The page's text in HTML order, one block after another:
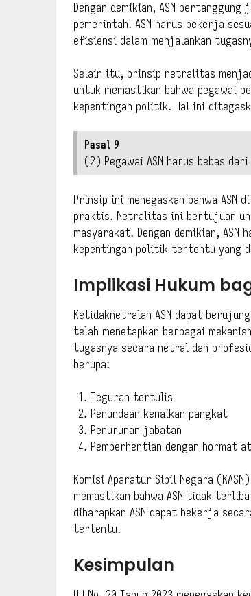
Dengan demikian, ASN
pemerintah. ASN harus bekerja
efisiensi dalam menjalankan
Selain itu, prinsip netralitas
untuk memastikan bahwa
kepentingan politik. Hal ini
Pasal 9
(2) Pegawai ASN harus bebas
Prinsip ini menegaskan bahwa
praktis. Netralitas ini bertujuan
masyarakat. Dengan demikian,
kepentingan politik tertentu yang
Implikasi Hukum
Ketidaknetralan ASN dapat
telah menetapkan berbagai
tugasnya secara netral dan
berupa:
Teguran tertulis
Penundaan kenaikan pangkat
Penurunan jabatan
Pemberhentian dengan hormat
Komisi Aparatur Sipil Negara
memastikan bahwa ASN tidak
diharapkan ASN dapat bekerja
tertentu.
Kesimpulan